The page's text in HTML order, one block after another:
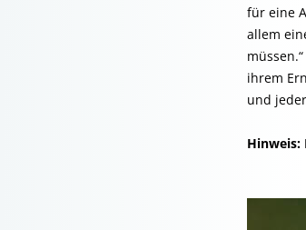
für eine
allem
ihrem
und